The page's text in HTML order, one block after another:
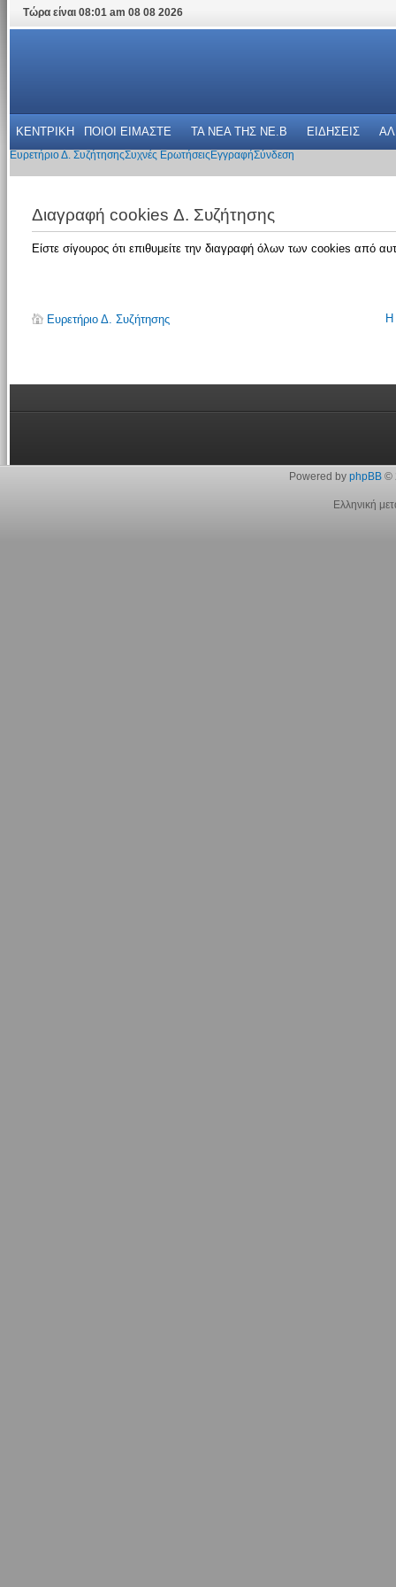
Τώρα είναι 08:01 am 08 08 2026
ΚΕΝΤΡΙΚΗ ΠΟΙΟΙ ΕΙΜΑΣΤΕ ΤΑ ΝΕΑ THΣ NE.B ΕΙΔΗΣΕΙΣ
Ευρετήριο Δ. ΣυζήτησηςΣυχνές Ερωτήσεις ΕγγραφήΣύνδεση
Διαγραφή cookies Δ. Συζήτησης
Είστε σίγουρος ότι επιθυμείτε την διαγραφή όλων των cookies από
Ευρετήριο Δ. Συζήτησης Η
Powered by phpBB©
Ελληνική